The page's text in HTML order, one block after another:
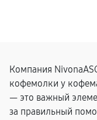
Компания
кофемолки у
— это важный
за правильный